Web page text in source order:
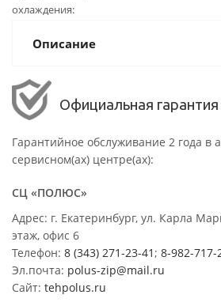
охлаждения
Описание
Официальная гарантия
Гарантийное обслуживание 2 года в
сервисном(ах) центре(ах):
СЦ «ПОЛЮС»
Адрес: г. Екатеринбург, ул. Карла
этаж, офис 6
Телефон: 8 (343) 271-23-41 ; 8-982-717-
Эл.почта: polus-zip@mail.ru
Сайт: tehpolus.ru